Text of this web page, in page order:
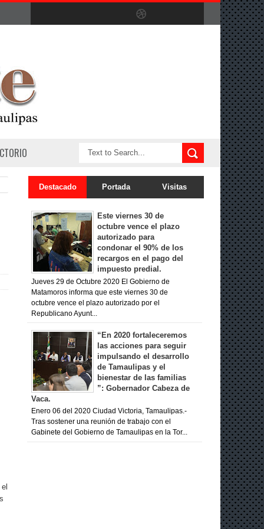
Destacado Portada Visitas
Este viernes 30 de
octubre vence el plazo
autorizado para
condonar el 90% de los
recargos en el pago del
impuesto predial.
Jueves 29 de Octubre 2020 El Gobierno de
Matamoros informa que este viernes 30 de
octubre vence el plazo autorizado por el
Republicano Ayunt...
“En 2020 fortaleceremos
las acciones para seguir
impulsando el desarrollo
de Tamaulipas y el
bienestar de las familias
”: Gobernador Cabeza de
Vaca.
Enero 06 del 2020 Ciudad Victoria, Tamaulipas.-
Tras sostener una reunión de trabajo con el
Gabinete del Gobierno de Tamaulipas en la Tor...